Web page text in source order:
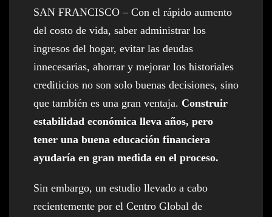
SAN FRANCISCO – Con el rápido aumento
del costo de vida, saber administrar los
ingresos del hogar, evitar las deudas
innecesarias, ahorrar y mejorar los historiales
crediticios no son solo buenas decisiones, sino
que también es una gran ventaja. Construir
estabilidad económica lleva años, pero
tener una buena educación financiera
ayudaría en gran medida en el proceso.
Sin embargo, un estudio llevado a cabo
recientemente por el Centro Global de